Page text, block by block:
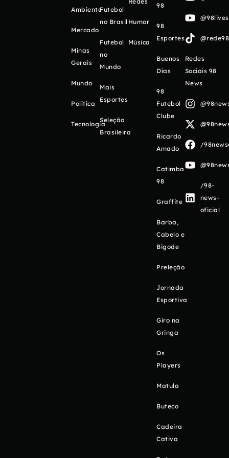
Ambiente
Mercado
Minas
Gerais
Mundo
Política
Tecnologia
Futebol
no Brasil
Futebol
no
Mundo
Mais
Esportes
Seleção
Brasileira
Humor
Música
98
98
Esportes
Buenos
Días
98
Futebol
Clube
Ricardo
Amado
Catimba
98
Graffite
Barba,
Cabelo e
Bigode
Preleção
Jornada
Esportiva
Giro na
Gringa
Os
Players
Matula
Buteco
Cadeira
Cativa
Redes
Sociais 98
News
/
/98-
news-
oficial